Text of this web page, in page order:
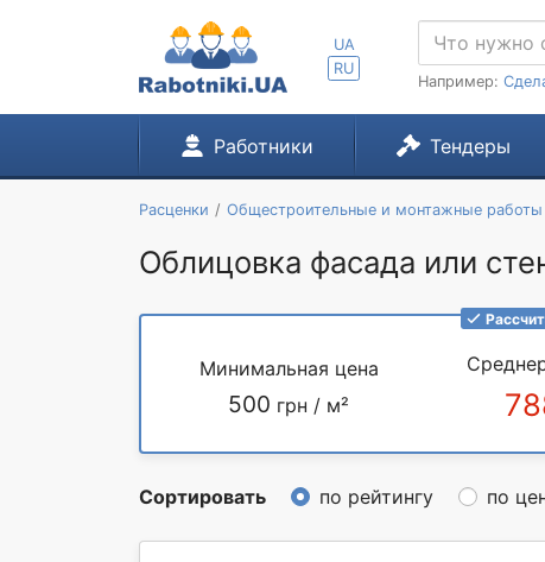
UA
RU
Например:
Работники Тендеры
Расценки Общестроительные и монтажные работы
Облицовка фасада или
Минимальная цена
500 грн / м²
Сортировать по рейтингу по